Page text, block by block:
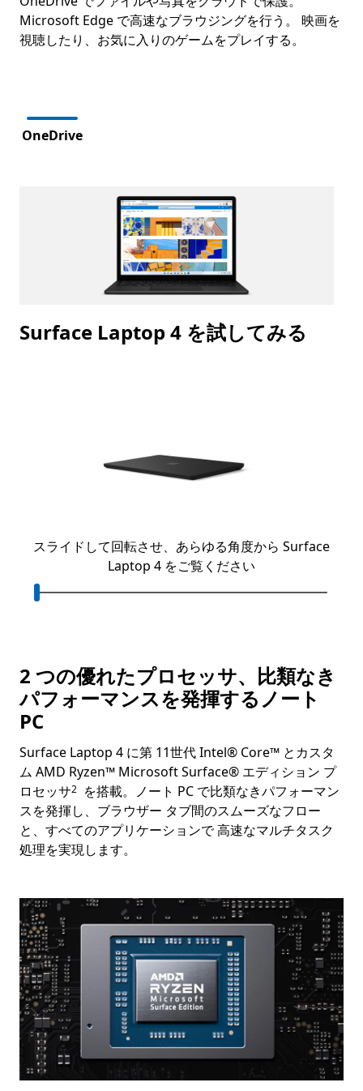
Microsoft Edge で高速なブラウジングを行う。 映画を
視聴したり、お気に入りのゲームをプレイする。
OneDrive
Surface Laptop 4 を試してみる
スライドして回転させ、あらゆる角度から Surface
Laptop 4 をご覧ください
2 つの優れたプロセッサ、比類なき
パフォーマンスを発揮するノート
PC
Surface Laptop 4 に第 11世代 Intel® Core™ とカスタ
ム AMD Ryzen™ Microsoft Surface® エディション プ
ロセッサ
Footnote
2 を搭載。ノート PC で比類なきパフォーマン
スを発揮し、ブラウザー タブ間のスムーズなフロー
と、すべてのアプリケーションで 高速なマルチタスク
処理を実現します。 ​